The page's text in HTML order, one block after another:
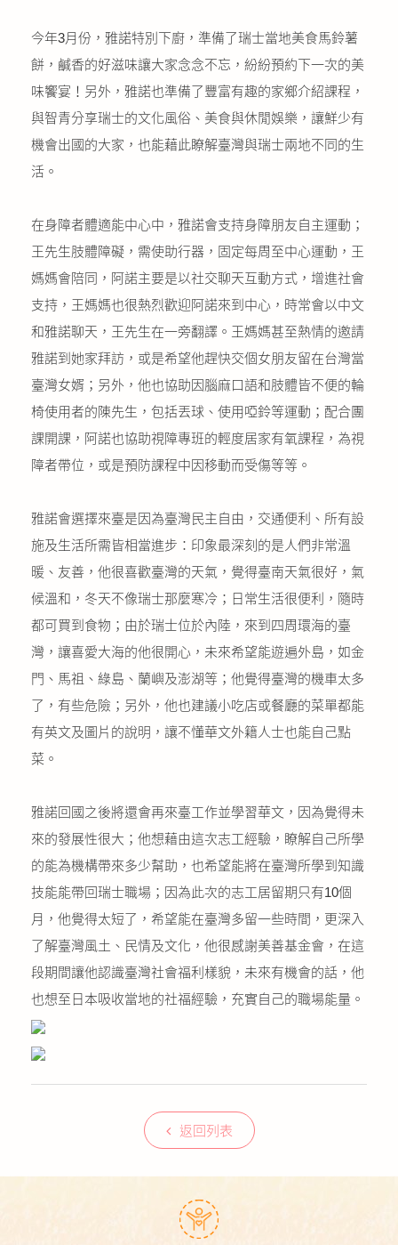
今年3月份，雅諾特別下廚，準備了瑞士當地美食馬鈴薯
餅，鹹香的好滋味讓大家念念不忘，紛紛預約下一次的美
味饗宴！另外，雅諾也準備了豐富有趣的家鄉介紹課程，
與智青分享瑞士的文化風俗、美食與休閒娛樂，讓鮮少有
機會出國的大家，也能藉此瞭解臺灣與瑞士兩地不同的生
活。
在身障者體適能中心中，雅諾會支持身障朋友自主運動；
王先生肢體障礙，需使助行器，固定每周至中心運動，王
媽媽會陪同，阿諾主要是以社交聊天互動方式，增進社會
支持，王媽媽也很熱烈歡迎阿諾來到中心，時常會以中文
和雅諾聊天，王先生在一旁翻譯。王媽媽甚至熱情的邀請
雅諾到她家拜訪，或是希望他趕快交個女朋友留在台灣當
臺灣女婿；另外，他也協助因腦麻口語和肢體皆不便的輪
椅使用者的陳先生，包括丟球、使用啞鈴等運動；配合團
課開課，阿諾也協助視障專班的輕度居家有氧課程，為視
障者帶位，或是預防課程中因移動而受傷等等。
雅諾會選擇來臺是因為臺灣民主自由，交通便利、所有設
施及生活所需皆相當進步：印象最深刻的是人們非常溫
暖、友善，他很喜歡臺灣的天氣，覺得臺南天氣很好，氣
候溫和，冬天不像瑞士那麼寒冷；日常生活很便利，隨時
都可買到食物；由於瑞士位於內陸，來到四周環海的臺
灣，讓喜愛大海的他很開心，未來希望能遊遍外島，如金
門、馬祖、綠島、蘭嶼及澎湖等；他覺得臺灣的機車太多
了，有些危險；另外，他也建議小吃店或餐廳的菜單都能
有英文及圖片的說明，讓不懂華文外籍人士也能自己點
菜。
雅諾回國之後將還會再來臺工作並學習華文，因為覺得未
來的發展性很大；他想藉由這次志工經驗，瞭解自己所學
的能為機構帶來多少幫助，也希望能將在臺灣所學到知識
技能能帶回瑞士職場；因為此次的志工居留期只有10個
月，他覺得太短了，希望能在臺灣多留一些時間，更深入
了解臺灣風土、民情及文化，他很感謝美善基金會，在這
段期間讓他認識臺灣社會福利樣貌，未來有機會的話，他
也想至日本吸收當地的社福經驗，充實自己的職場能量。
返回列表